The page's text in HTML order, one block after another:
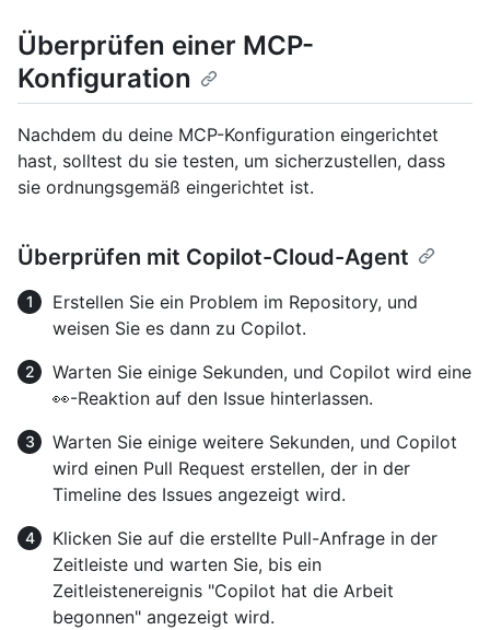
Überprüfen einer MCP-
Konfiguration
Nachdem du deine MCP-Konfiguration eingerichtet
hast, solltest du sie testen, um sicherzustellen, dass
sie ordnungsgemäß eingerichtet ist.
Überprüfen mit Copilot-Cloud-Agent
Erstellen Sie ein Problem im Repository, und
weisen Sie es dann zu Copilot.
Warten Sie einige Sekunden, und Copilot wird eine
👀-Reaktion auf den Issue hinterlassen.
Warten Sie einige weitere Sekunden, und Copilot
wird einen Pull Request erstellen, der in der
Timeline des Issues angezeigt wird.
Klicken Sie auf die erstellte Pull-Anfrage in der
Zeitleiste und warten Sie, bis ein
Zeitleistenereignis "Copilot hat die Arbeit
begonnen" angezeigt wird.